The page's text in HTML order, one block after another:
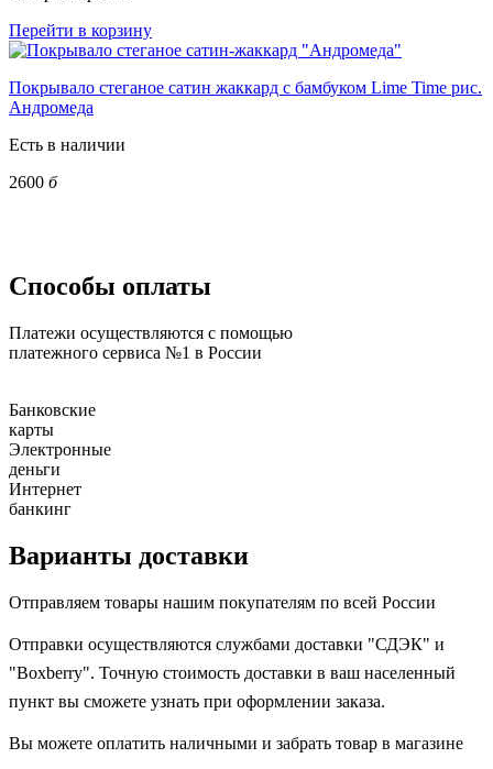
Перейти в корзину
Покрывало стеганое сатин жаккард с бамбуком Lime Time рис.
Андромеда
Есть в наличии
2600 б
Способы оплаты
Платежи осуществляются с помощью
платежного сервиса №1 в России
Банковские
карты
Электронные
деньги
Интернет
банкинг
Варианты доставки
Отправляем товары нашим покупателям по всей России
Отправки осуществляются службами доставки "СДЭК" и
"Boxberry". Точную стоимость доставки в ваш населенный
пункт вы сможете узнать при оформлении заказа.
Вы можете оплатить наличными и забрать товар в магазине